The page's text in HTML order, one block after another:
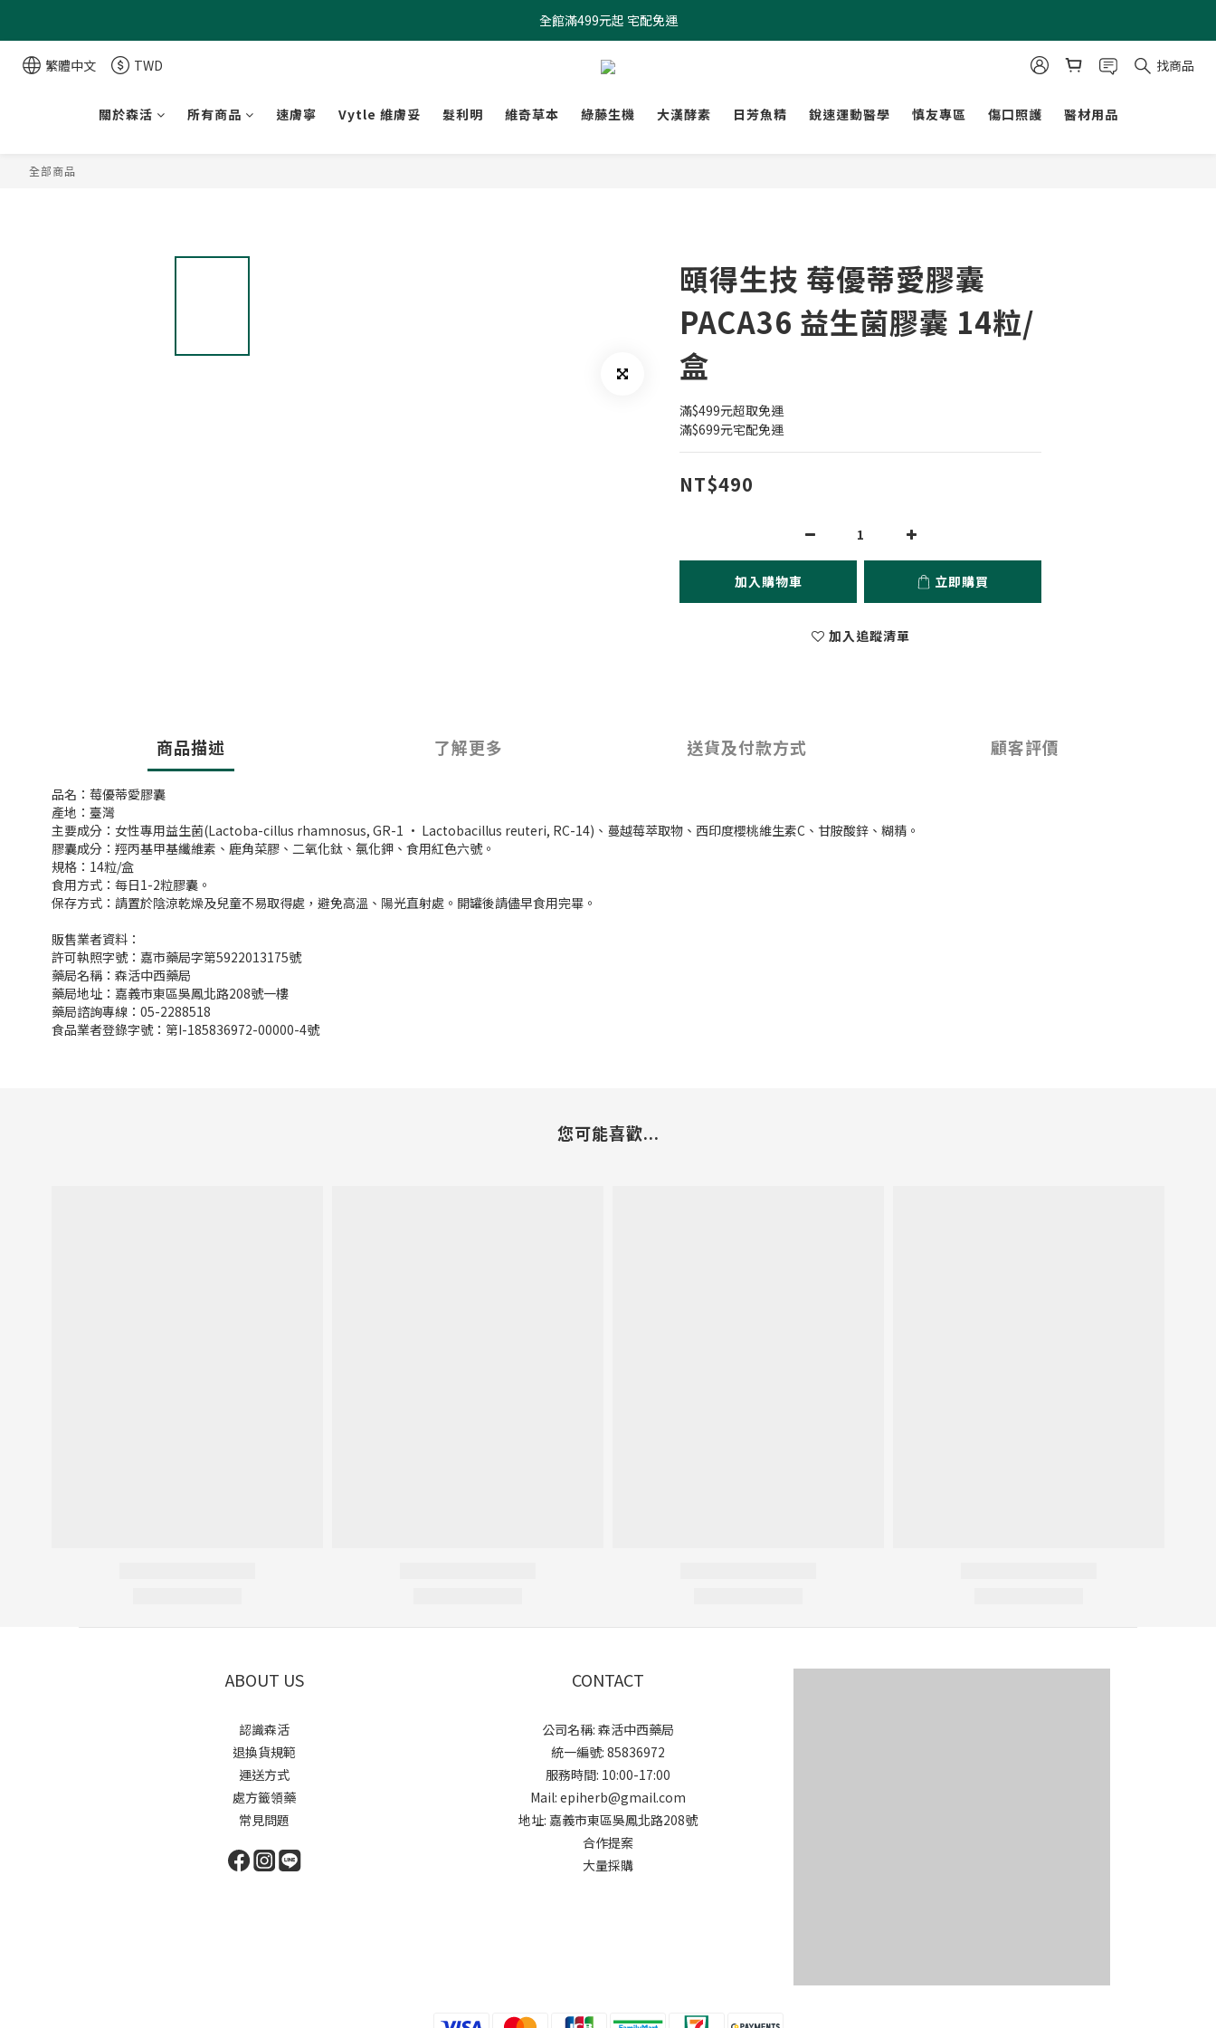
全館滿499元起 宅配免運
全館滿499元起 宅配免運
加入會員 $100元購物金現領現折
繁體中文 TWD 找商品
關於森活 所有商品 速膚寧 Vytle 維膚妥 髮利明 維奇草本 綠藤生機 大漢酵素 日芳魚精 銳速運動醫學 慎友專區 傷口照護 醫材用品
全部商品
頤得生技 莓優蒂愛膠囊
PACA36 益生菌膠囊 14粒/
盒
滿$499元超取免運
滿$699元宅配免運
NT$490
加入購物車 立即購買
加入追蹤清單
商品描述 了解更多 送貨及付款方式 顧客評價
品名：莓優蒂愛膠囊
產地：臺灣
主要成分：女性專用益生菌(Lactoba-cillus rhamnosus, GR-1 • Lactobacillus reuteri, RC-14)、蔓越莓萃取物、西印度櫻桃維生素C、甘胺酸鋅、糊精。
膠囊成分：羥丙基甲基纖維素、鹿角菜膠、二氧化鈦、氯化鉀、食用紅色六號。
規格：14粒/盒
食用方式：每日1-2粒膠囊。
保存方式：請置於陰涼乾燥及兒童不易取得處，避免高溫、陽光直射處。開罐後請儘早食用完畢。
販售業者資料：
許可執照字號：嘉市藥局字第5922013175號
藥局名稱：森活中西藥局
藥局地址：嘉義市東區吳鳳北路208號一樓
藥局諮詢專線：05-2288518
食品業者登錄字號：第I-185836972-00000-4號
您可能喜歡...
ABOUT US
認識森活
退換貨規範
運送方式
處方籤領藥
常見問題
CONTACT
公司名稱: 森活中西藥局
統一編號: 85836972
服務時間: 10:00-17:00
Mail: epiherb@gmail.com
地址: 嘉義市東區吳鳳北路208號
合作提案
大量採購